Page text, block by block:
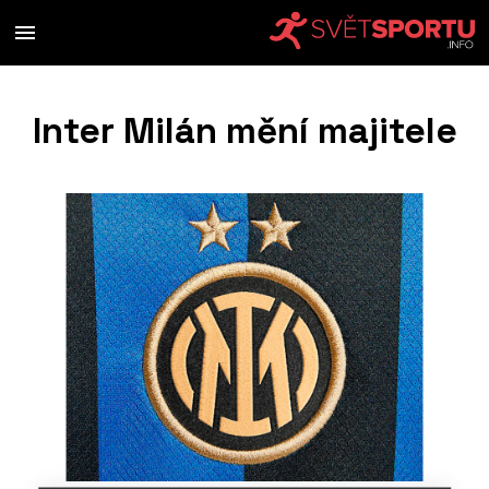
Inter Milán mění majitele